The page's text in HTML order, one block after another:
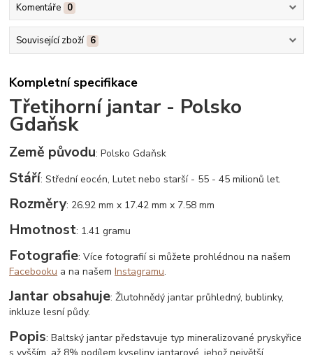
Komentáře 0
Související zboží 6
Kompletní specifikace
Třetihorní jantar - Polsko
Gdaňsk
Země původu: Polsko Gdaňsk
Stáří: Střední eocén, Lutet nebo starší - 55 - 45 milionů let.
Rozměry: 26.92 mm x 17.42 mm x 7.58 mm
Hmotnost: 1.41 gramu
Fotografie: Více fotografií si můžete prohlédnou na našem
Facebooku a na našemInstagramu.
Jantar obsahuje: Žlutohnědý jantar průhledný, bublinky,
inkluze lesní půdy.
Popis: Baltský jantar představuje typ mineralizované pryskyřice